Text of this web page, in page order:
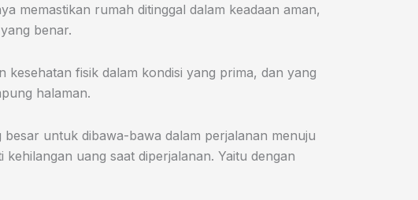
memastikan rumah ditinggal dalam keadaan aman,
benar.
fisik dalam kondisi yang prima, dan yang
halaman.
untuk dibawa-bawa dalam perjalanan menuju
uang saat diperjalanan. Yaitu dengan